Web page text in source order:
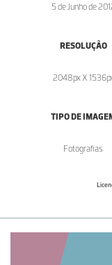
5 de Junho de
RESOLUÇÃO
2048px X
TIPO DE
Fotografias